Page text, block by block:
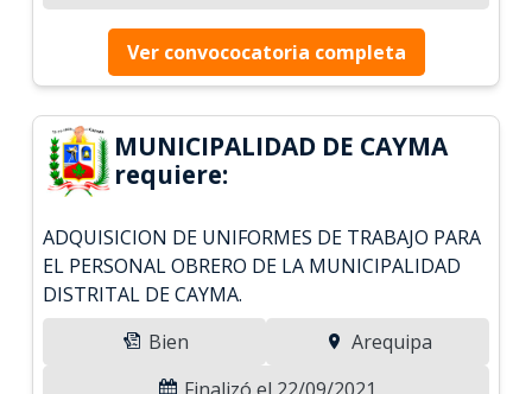
Ver convococatoria completa
MUNICIPALIDAD DE CAYMA
requiere:
ADQUISICION DE UNIFORMES DE TRABAJO PARA
EL PERSONAL OBRERO DE LA MUNICIPALIDAD
DISTRITAL DE CAYMA.
Bien
Arequipa